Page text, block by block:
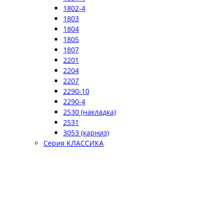
1802-4
1803
1804
1805
1807
2201
2204
2207
2290-10
2290-4
2530 (накладка)
2531
3053 (карниз)
Серия КЛАССИКА